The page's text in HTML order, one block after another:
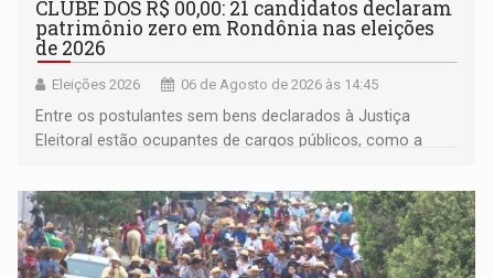
CLUBE DOS R$ 00,00: 21 candidatos declaram
patrimônio zero em Rondônia nas eleições
de 2026
Eleições 2026 06 de Agosto de 2026 às 14:45
Entre os postulantes sem bens declarados à Justiça
Eleitoral estão ocupantes de cargos públicos, como a
Pedro Geovar (PP) e a vice-prefeita Magna dos Anjos
(NOVO)